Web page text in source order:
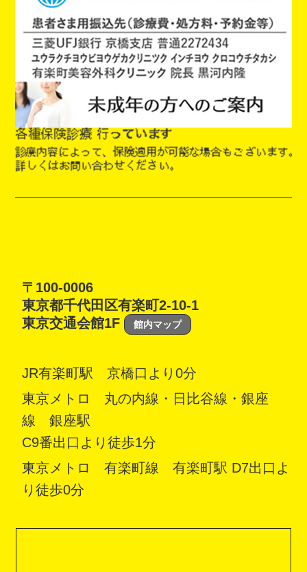
〒100-0006
東京都千代田区有楽町2-10-1
東京交通会館1F
館内マップ
JR有楽町駅 京橋口より0分
東京メトロ 丸の内線・日比谷線・銀座
線 銀座駅
C9番出口より徒歩1分
東京メトロ 有楽町線 有楽町駅 D7出口よ
り徒歩0分